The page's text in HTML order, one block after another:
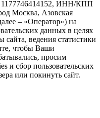
1177746414152, ИНН/КПП
Москва, Азовская
– «Оператор») на
данных в целях
сайта, ведения статистики
чтобы Ваши
просим
и сбор пользовательских
или покинуть сайт.